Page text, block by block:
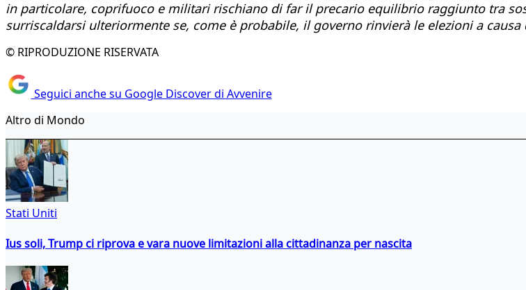
in particolare, coprifuoco e militari rischiano di far il precario equilibrio raggiunto tra
surriscaldarsi ulteriormente se, come è probabile, il governo rinvierà le elezioni a
© RIPRODUZIONE RISERVATA
Seguici anche su Google Discover di Avvenire
Altro di Mondo
Stati Uniti
Ius soli, Trump ci riprova e vara nuove limitazioni alla cittadinanza per nascita